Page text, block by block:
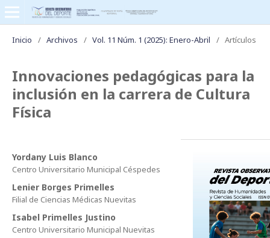
Inicio / Archivos / Vol. 11 Núm. 1 (2025): Enero-Abril / Artículos
Innovaciones pedagógicas para la
inclusión en la carrera de Cultura
Física
Yordany Luis Blanco
Centro Universitario Municipal Céspedes
Lenier Borges Primelles
Filial de Ciencias Médicas Nuevitas
Isabel Primelles Justino
Centro Universitario Municipal Nuevitas